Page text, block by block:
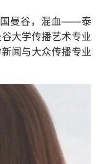
国曼谷，混血——泰
大学传播艺术专业
闻与大众传播专业